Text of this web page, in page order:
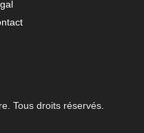
Tous droits réservés.